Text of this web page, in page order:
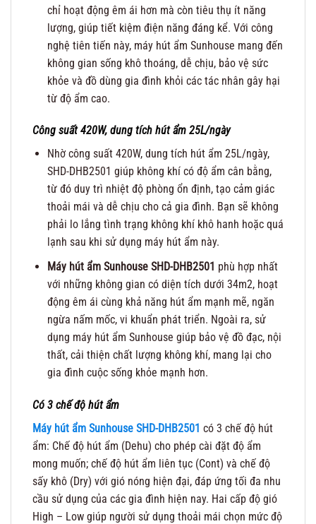
chỉ hoạt động êm ái hơn mà còn tiêu thụ ít năng
lượng, giúp tiết kiệm điện năng đáng kể. Với công
nghệ tiên tiến này, máy hút ẩm Sunhouse mang đến
không gian sống khô thoáng, dễ chịu, bảo vệ sức
khỏe và đồ dùng gia đình khỏi các tác nhân gây hại
từ độ ẩm cao.
Công suất 420W, dung tích hút ẩm 25L/ngày
Nhờ công suất 420W, dung tích hút ẩm 25L/ngày,
SHD-DHB2501 giúp không khí có độ ẩm cân bằng,
từ đó duy trì nhiệt độ phòng ổn định, tạo cảm giác
thoải mái và dễ chịu cho cả gia đình. Bạn sẽ không
phải lo lắng tình trạng không khí khô hanh hoặc quá
lạnh sau khi sử dụng máy hút ẩm này.
Máy hút ẩm Sunhouse SHD-DHB2501 phù hợp nhất
với những không gian có diện tích dưới 34m2, hoạt
động êm ái cùng khả năng hút ẩm mạnh mẽ, ngăn
ngừa nấm mốc, vi khuẩn phát triển. Ngoài ra, sử
dụng máy hút ẩm Sunhouse giúp bảo vệ đồ đạc, nội
thất, cải thiện chất lượng không khí, mang lại cho
gia đình cuộc sống khỏe mạnh hơn.
Có 3 chế độ hút ẩm
Máy hút ẩm Sunhouse SHD-DHB2501 có 3 chế độ hút
ẩm: Chế độ hút ẩm (Dehu) cho phép cài đặt độ ẩm
mong muốn; chế độ hút ẩm liên tục (Cont) và chế độ
sấy khô (Dry) với gió nóng hiện đại, đáp ứng tối đa nhu
cầu sử dụng của các gia đình hiện nay. Hai cấp độ gió
High – Low giúp người sử dụng thoải mái chọn mức độ